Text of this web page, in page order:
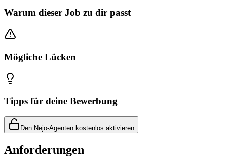
Warum dieser Job zu dir passt
Mögliche Lücken
Tipps für deine Bewerbung
Den Nejo-Agenten kostenlos aktivieren
Anforderungen